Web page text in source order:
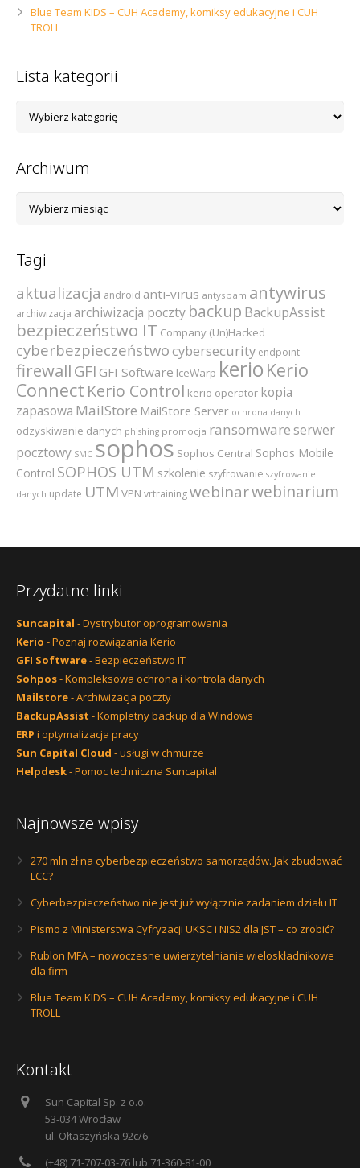
Blue Team KIDS – CUH Academy, komiksy edukacyjne i CUH
TROLL
Lista kategorii
kategorii
Archiwum
Tagi
aktualizacja android anti-virus antyspam antywirus
archiwizacja archiwizacja poczty backup BackupAssist
bezpieczeństwo IT Company (Un)Hacked
cyberbezpieczeństwocybersecurity endpoint
firewall GFI GFI Software IceWarp kerio Kerio
Connect Kerio Control kerio operator kopia
zapasowa MailStore MailStore Server ochrona danych
odzyskiwanie danych phishing promocja ransomware serwer
pocztowy SMC sophos Sophos Central Sophos Mobile
Control SOPHOS UTM szkolenie szyfrowanie szyfrowanie
danych update UTM VPN vrtrainingwebinarwebinarium
Przydatne linki
Suncapital - Dystrybutor oprogramowania
Kerio - Poznaj rozwiązania Kerio
GFI Software- Bezpieczeństwo IT
Sohpos- Kompleksowa ochrona i kontrola danych
Mailstore- Archiwizacja poczty
BackupAssist - Kompletny backup dla Windows
ERP i optymalizacja pracy
Sun Capital Cloud - usługi w chmurze
Helpdesk- Pomoc techniczna Suncapital
Najnowsze wpisy
270 mln zł na cyberbezpieczeństwo samorządów. Jak zbudować
LCC?
Cyberbezpieczeństwo nie jest już wyłącznie zadaniem działu IT
Pismo z Ministerstwa Cyfryzacji UKSC i NIS2 dla JST – co zrobić?
Rublon MFA – nowoczesne uwierzytelnianie wieloskładnikowe
dla firm
Blue Team KIDS – CUH Academy, komiksy edukacyjne i CUH
TROLL
Kontakt
Sun Capital Sp. z o.o.
53-034 Wrocław
ul. Ołtaszyńska 92c/6
(+48) 71-707-03-76 lub 71-360-81-00